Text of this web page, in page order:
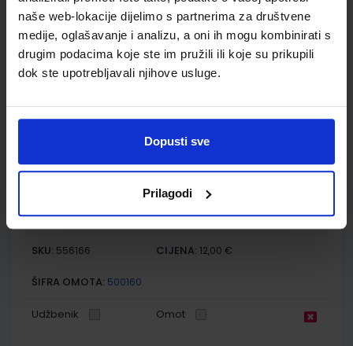
naše web-lokacije dijelimo s partnerima za društvene
medije, oglašavanje i analizu, a oni ih mogu kombinirati s
drugim podacima koje ste im pružili ili koje su prikupili
dok ste upotrebljavali njihove usluge.
Dopusti sve
Prilagodi
Autor(i):Ivan Gambiroža Josip Jukić Dinko Marin Ana Mesić
Nakladnik: ALFA d.d. Registarski broj ministarstva:6013
SKU:556165 CIJENA:8,41 €
ŠIFRA OMOTA: 500167
Udžbenik Omot
MOJA ZEMLJA 1; radna bilježnica iz geografije za peti razred
Nakladnik:ALFA d.d. Registarski broj ministarstva:6013-DOM
SKU: 556166 CIJENA: 12,00 €
ŠIFRA OMOTA: 500160
Udžbenik Omot